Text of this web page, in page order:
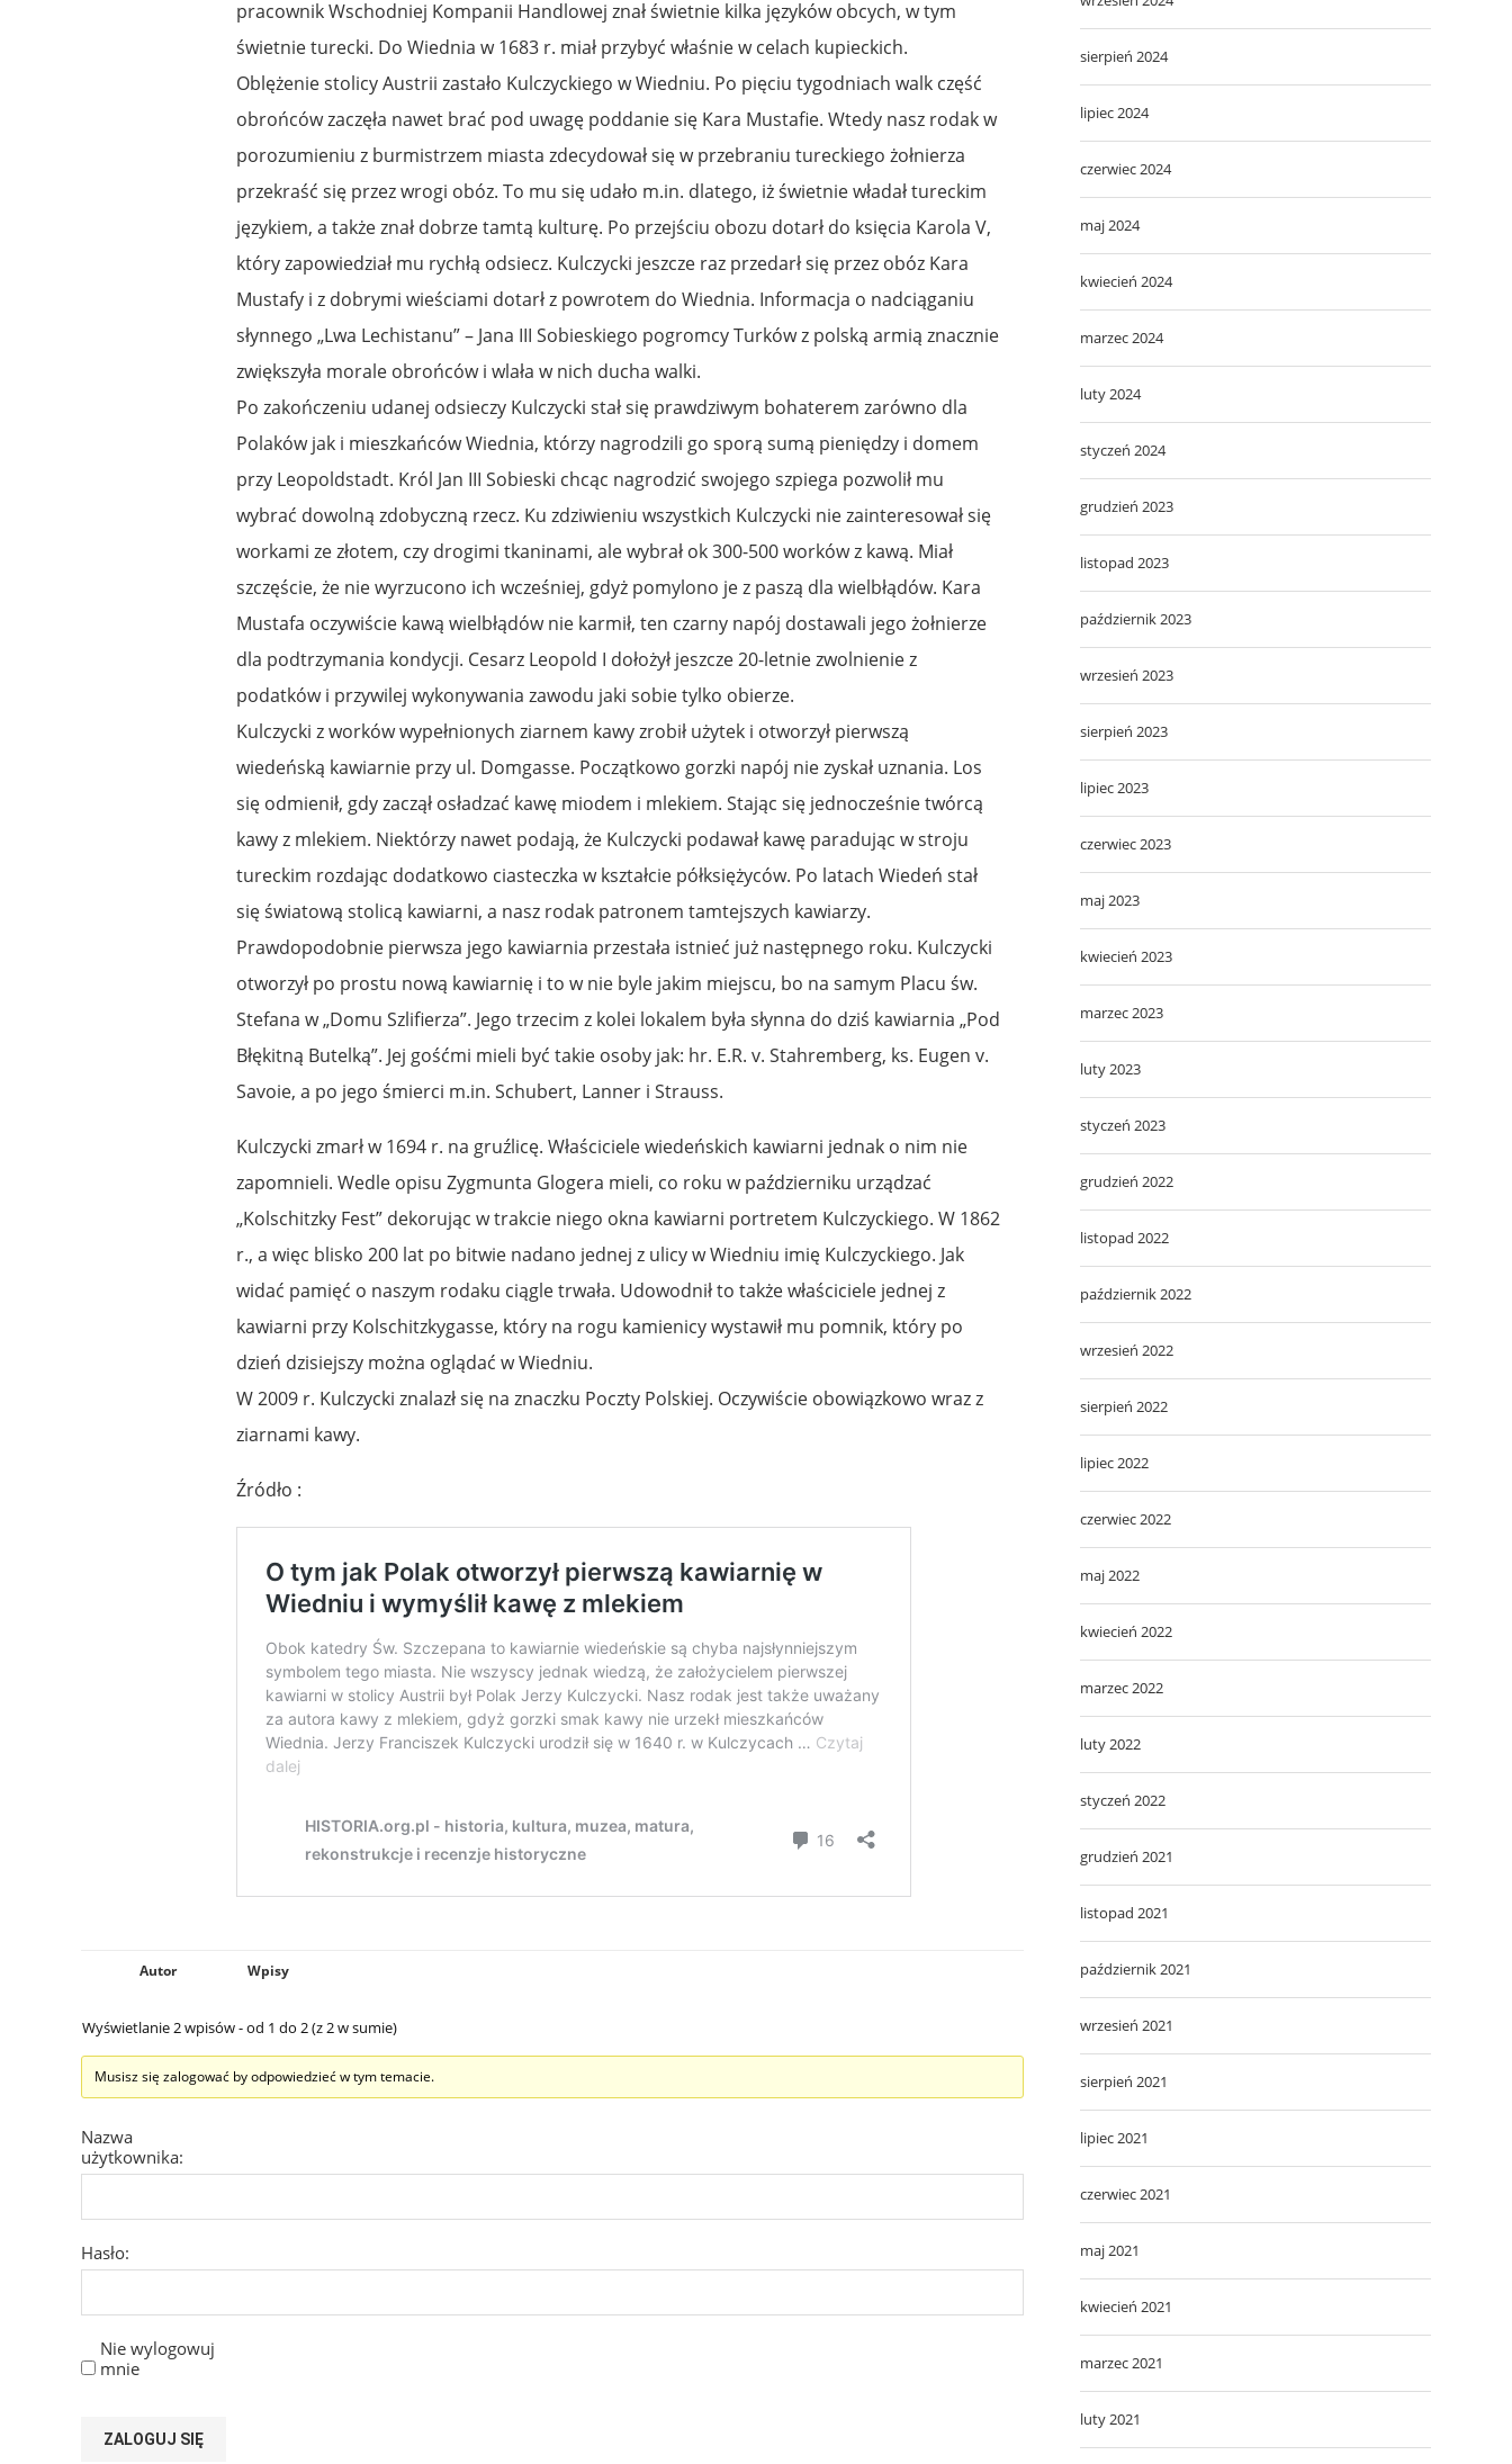
pracownik Wschodniej Kompanii Handlowej znał świetnie kilka języków obcych, w tym
świetnie turecki. Do Wiednia w 1683 r. miał przybyć właśnie w celach kupieckich.
Oblężenie stolicy Austrii zastało Kulczyckiego w Wiedniu. Po pięciu tygodniach walk część
obrońców zaczęła nawet brać pod uwagę poddanie się Kara Mustafie. Wtedy nasz rodak w
porozumieniu z burmistrzem miasta zdecydował się w przebraniu tureckiego żołnierza
przekraść się przez wrogi obóz. To mu się udało m.in. dlatego, iż świetnie władał tureckim
językiem, a także znał dobrze tamtą kulturę. Po przejściu obozu dotarł do księcia Karola V,
który zapowiedział mu rychłą odsiecz. Kulczycki jeszcze raz przedarł się przez obóz Kara
Mustafy i z dobrymi wieściami dotarł z powrotem do Wiednia. Informacja o nadciąganiu
słynnego „Lwa Lechistanu” – Jana III Sobieskiego pogromcy Turków z polską armią znacznie
zwiększyła morale obrońców i wlała w nich ducha walki.
Po zakończeniu udanej odsieczy Kulczycki stał się prawdziwym bohaterem zarówno dla
Polaków jak i mieszkańców Wiednia, którzy nagrodzili go sporą sumą pieniędzy i domem
przy Leopoldstadt. Król Jan III Sobieski chcąc nagrodzić swojego szpiega pozwolił mu
wybrać dowolną zdobyczną rzecz. Ku zdziwieniu wszystkich Kulczycki nie zainteresował się
workami ze złotem, czy drogimi tkaninami, ale wybrał ok 300-500 worków z kawą. Miał
szczęście, że nie wyrzucono ich wcześniej, gdyż pomylono je z paszą dla wielbłądów. Kara
Mustafa oczywiście kawą wielbłądów nie karmił, ten czarny napój dostawali jego żołnierze
dla podtrzymania kondycji. Cesarz Leopold I dołożył jeszcze 20-letnie zwolnienie z
podatków i przywilej wykonywania zawodu jaki sobie tylko obierze.
Kulczycki z worków wypełnionych ziarnem kawy zrobił użytek i otworzył pierwszą
wiedeńską kawiarnie przy ul. Domgasse. Początkowo gorzki napój nie zyskał uznania. Los
się odmienił, gdy zaczął osładzać kawę miodem i mlekiem. Stając się jednocześnie twórcą
kawy z mlekiem. Niektórzy nawet podają, że Kulczycki podawał kawę paradując w stroju
tureckim rozdając dodatkowo ciasteczka w kształcie półksiężyców. Po latach Wiedeń stał
się światową stolicą kawiarni, a nasz rodak patronem tamtejszych kawiarzy.
Prawdopodobnie pierwsza jego kawiarnia przestała istnieć już następnego roku. Kulczycki
otworzył po prostu nową kawiarnię i to w nie byle jakim miejscu, bo na samym Placu św.
Stefana w „Domu Szlifierza”. Jego trzecim z kolei lokalem była słynna do dziś kawiarnia „Pod
Błękitną Butelką”. Jej gośćmi mieli być takie osoby jak: hr. E.R. v. Stahremberg, ks. Eugen v.
Savoie, a po jego śmierci m.in. Schubert, Lanner i Strauss.
Kulczycki zmarł w 1694 r. na gruźlicę. Właściciele wiedeńskich kawiarni jednak o nim nie
zapomnieli. Wedle opisu Zygmunta Glogera mieli, co roku w październiku urządzać
„Kolschitzky Fest” dekorując w trakcie niego okna kawiarni portretem Kulczyckiego. W 1862
r., a więc blisko 200 lat po bitwie nadano jednej z ulicy w Wiedniu imię Kulczyckiego. Jak
widać pamięć o naszym rodaku ciągle trwała. Udowodnił to także właściciele jednej z
kawiarni przy Kolschitzkygasse, który na rogu kamienicy wystawił mu pomnik, który po
dzień dzisiejszy można oglądać w Wiedniu.
W 2009 r. Kulczycki znalazł się na znaczku Poczty Polskiej. Oczywiście obowiązkowo wraz z
ziarnami kawy.
Źródło :
Autor Wpisy
Wyświetlanie 2 wpisów - od 1 do 2 (z 2 w sumie)
Musisz się zalogować by odpowiedzieć w tym temacie.
Nazwa
użytkownika:
Hasło:
Nie wylogowuj
mnie
ZALOGUJ SIĘ
sierpień 2024
lipiec 2024
czerwiec 2024
maj 2024
kwiecień 2024
marzec 2024
luty 2024
styczeń 2024
grudzień 2023
listopad 2023
październik 2023
wrzesień 2023
sierpień 2023
lipiec 2023
czerwiec 2023
maj 2023
kwiecień 2023
marzec 2023
luty 2023
styczeń 2023
grudzień 2022
listopad 2022
październik 2022
wrzesień 2022
sierpień 2022
lipiec 2022
czerwiec 2022
maj 2022
kwiecień 2022
marzec 2022
luty 2022
styczeń 2022
grudzień 2021
listopad 2021
październik 2021
wrzesień 2021
sierpień 2021
lipiec 2021
czerwiec 2021
maj 2021
kwiecień 2021
marzec 2021
luty 2021